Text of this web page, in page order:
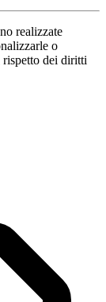
realizzate
o
dei diritti